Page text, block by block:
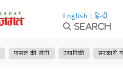
English | हिन्दी
Search
फसल की खेती उद्यानिकी सरकारी